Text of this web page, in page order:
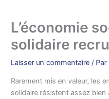
L’économie
solidaire
Laisser un commentaire / Par
Rarement mis en valeur, les
solidaire résistent assez